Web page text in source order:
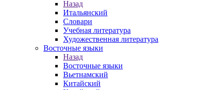
Назад
Итальянский
Словари
Учебная литература
Художественная литература
Восточные языки
Назад
Восточные языки
Вьетнамский
Китайский